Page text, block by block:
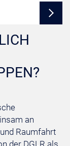
an
Raumfahrt
der DGLR als